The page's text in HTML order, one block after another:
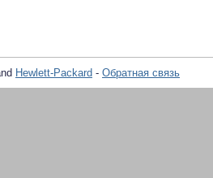
Hewlett-Packard - Обратная связь